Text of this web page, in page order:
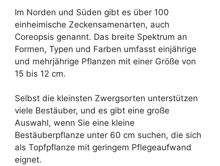
Im Norden und Süden gibt es über 100
einheimische Zeckensamenarten, auch
Coreopsis genannt. Das breite Spektrum an
Formen, Typen und Farben umfasst einjährige
und mehrjährige Pflanzen mit einer Größe von
15 bis 12 cm.
Selbst die kleinsten Zwergsorten unterstützen
viele Bestäuber, und es gibt eine große
Auswahl, wenn Sie eine kleine
Bestäuberpflanze unter 60 cm suchen, die sich
als Topfpflanze mit geringem Pflegeaufwand
eignet.